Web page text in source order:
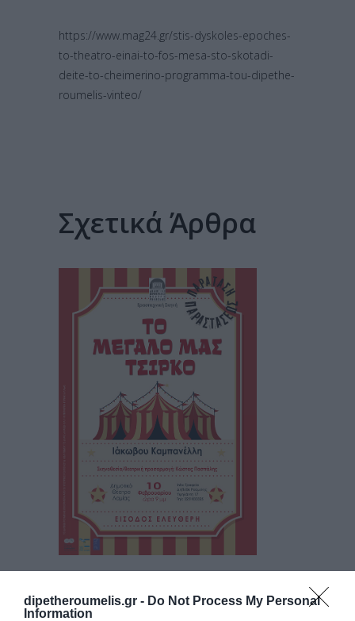
dipetheroumelis.gr - Do Not Process My Personal
Information
https://www.mag24.gr/stis-dyskoles-epoches-
to-theatro-einai-to-fos-mesa-sto-skotadi-
deite-to-cheimerino-programma-tou-dipethe-
roumelis-vinteo/
Σχετικά Άρθρα
ΔΕΛΤΙΟ ΤΥΠΟΥ
7 Φεβρουαρίου 2024 By dipethe